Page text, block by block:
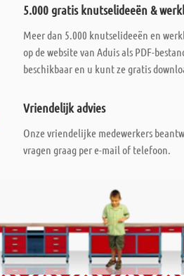
5.000 gratis knutselideeën &
Meer dan 5.000 knutselideeën en
op de website van Aduis als PDF-
beschikbaar en u kunt ze gratis
Vriendelijk advies
Onze vriendelijke medewerkers
vragen graag per e-mail of telefoon.